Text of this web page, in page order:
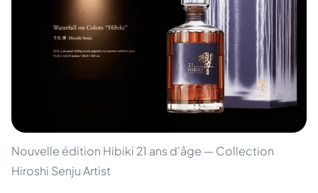
Nouvelle édition Hibiki 21 ans d'âge — Collection
Hiroshi Senju Artist